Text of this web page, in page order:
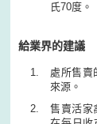
氏70度。
給業界的建議
處所售賣
來源。
售賣活家